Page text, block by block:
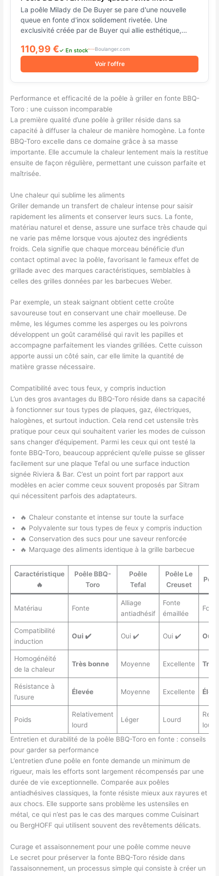
La poêle Milady de De Buyer se pare d'une nouvelle
queue en fonte d'inox solidement rivetée. Une
exclusivité créée par de Buyer qui allie esthétique,
magnétique qui assure une parfaite diffusion de la
chaleur sur tous les feux, y compris l'induction.
Diamètre : 24 cm En acier inoxydable Queue en fonte
d'inox rivetée Fond magnétique Diffusion de chaleur
Gamme : milady
110,99 €✓ En stock Boulanger.com
Voir l'offre
Performance et efficacité de la poêle à griller en fonte BBQ-
Toro : une cuisson incomparable
La première qualité d’une poêle à griller réside dans sa
capacité à diffuser la chaleur de manière homogène. La fonte
BBQ-Toro excelle dans ce domaine grâce à sa masse
importante. Elle accumule la chaleur lentement mais la restitue
ensuite de façon régulière, permettant une cuisson parfaite et
maîtrisée.
Une chaleur qui sublime les aliments
Griller demande un transfert de chaleur intense pour saisir
rapidement les aliments et conserver leurs sucs. La fonte,
matériau naturel et dense, assure une surface très chaude qui
ne varie pas même lorsque vous ajoutez des ingrédients
froids. Cela signifie que chaque morceau bénéficie d’un
contact optimal avec la poêle, favorisant le fameux effet de
grillade avec des marques caractéristiques, semblables à
celles des grilles données par les barbecues Weber.
Par exemple, un steak saignant obtient cette croûte
savoureuse tout en conservant une chair moelleuse. De
même, les légumes comme les asperges ou les poivrons
développent un goût caramélisé qui ravit les papilles et
accompagne parfaitement les viandes grillées. Cette cuisson
apporte aussi un côté sain, car elle limite la quantité de
matière grasse nécessaire.
Compatibilité avec tous feux, y compris induction
L’un des gros avantages du BBQ-Toro réside dans sa capacité
à fonctionner sur tous types de plaques, gaz, électriques,
halogènes, et surtout induction. Cela rend cet ustensile très
pratique pour ceux qui souhaitent varier les modes de cuisson
sans changer d’équipement. Parmi les ceux qui ont testé la
fonte BBQ-Toro, beaucoup apprécient qu’elle puisse se glisser
facilement sur une plaque Tefal ou une surface induction
signée Riviera & Bar. C’est un point fort par rapport aux
modèles en acier comme ceux souvent proposés par Sitram
qui nécessitent parfois des adaptateurs.
🔥 Chaleur constante et intense sur toute la surface
🔥 Polyvalente sur tous types de feux y compris induction
🔥 Conservation des sucs pour une saveur renforcée
🔥 Marquage des aliments identique à la grille barbecue
Caractéristique
🔥
Poêle BBQ-
Toro
Poêle
Tefal
Poêle Le
Creuset
Matériau Fonte
Alliage
antiadhésif
Fonte
émaillée
Compatibilité
induction
Oui ✔️ Oui ✔️ Oui ✔️ Oui
Homogénéité
de la chaleur
Très bonne Moyenne Excellente Très
Résistance à
l’usure
Élevée Moyenne Excellente
Poids
Relativement
lourd
Léger Lourd
lourd
Entretien et durabilité de la poêle BBQ-Toro en fonte : conseils
pour garder sa performance
L’entretien d’une poêle en fonte demande un minimum de
rigueur, mais les efforts sont largement récompensés par une
durée de vie exceptionnelle. Comparée aux poêles
antiadhésives classiques, la fonte résiste mieux aux rayures et
aux chocs. Elle supporte sans problème les ustensiles en
métal, ce qui n’est pas le cas des marques comme Cuisinart
ou BergHOFF qui utilisent souvent des revêtements délicats.
Curage et assaisonnement pour une poêle comme neuve
Le secret pour préserver la fonte BBQ-Toro réside dans
l’assaisonnement, un processus simple qui consiste à créer un